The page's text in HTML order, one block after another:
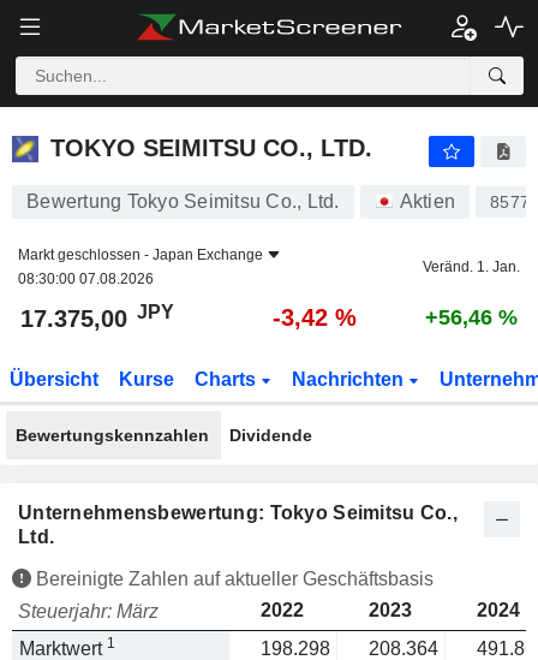
TOKYO SEIMITSU CO., LTD.
Bewertung Tokyo Seimitsu Co., Ltd. Aktien
Markt geschlossen - Japan Exchange
08:30:00 07.08.2026
Veränd. 1. Jan.
17.375,00 JPY -3,42 % +56,46 %
Übersicht Kurse Charts Nachrichten
Bewertungskennzahlen Dividende
Unternehmensbewertung: Tokyo Seimitsu Co.,
Ltd.
Bereinigte Zahlen auf aktueller Geschäftsbasis
Steuerjahr: März
2022 2023
2024
Marktwert 1 198.298 208.364